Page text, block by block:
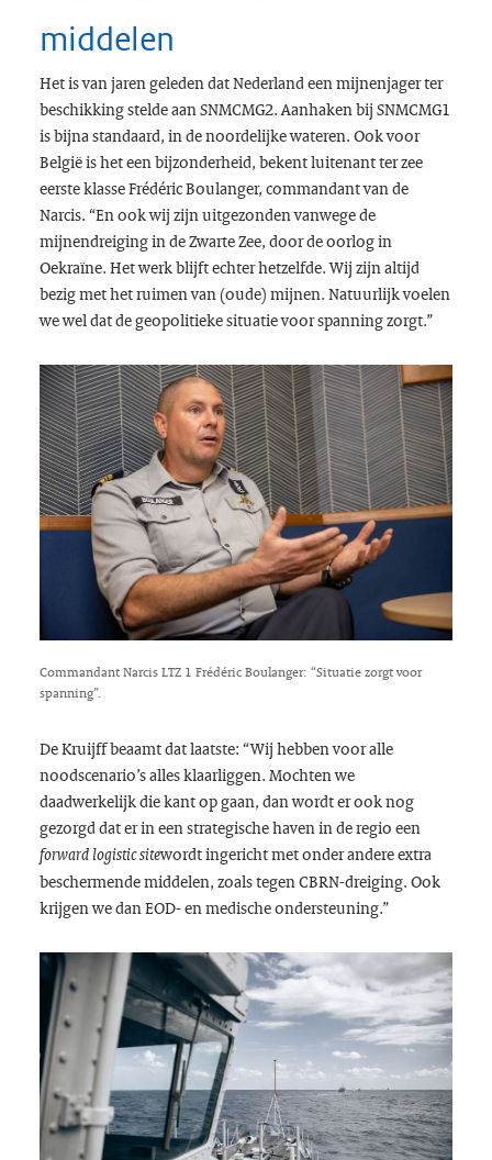
middelen
Het is van jaren geleden dat Nederland een mijnenjager ter
beschikking stelde aan SNMCMG2. Aanhaken bij SNMCMG1
is bijna standaard, in de noordelijke wateren. Ook voor
België is het een bijzonderheid, bekent luitenant ter zee
eerste klasse Frédéric Boulanger, commandant van de
Narcis. “En ook wij zijn uitgezonden vanwege de
mijnendreiging in de Zwarte Zee, door de oorlog in
Oekraïne. Het werk blijft echter hetzelfde. Wij zijn altijd
bezig met het ruimen van (oude) mijnen. Natuurlijk voelen
we wel dat de geopolitieke situatie voor spanning zorgt.”
Commandant Narcis LTZ 1 Frédéric Boulanger: “Situatie zorgt voor
spanning”.
De Kruijff beaamt dat laatste: “Wij hebben voor alle
noodscenario’s alles klaarliggen. Mochten we
daadwerkelijk die kant op gaan, dan wordt er ook nog
gezorgd dat er in een strategische haven in de regio een
forward logistic sitewordt ingericht met onder andere extra
beschermende middelen, zoals tegen CBRN-dreiging. Ook
krijgen we dan EOD- en medische ondersteuning.”